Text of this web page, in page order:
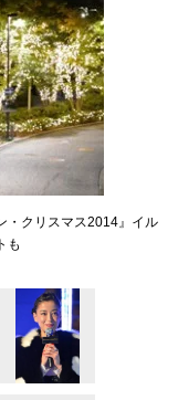
・クリスマス2014』イル
も